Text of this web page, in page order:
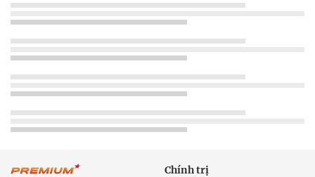
Chính trị